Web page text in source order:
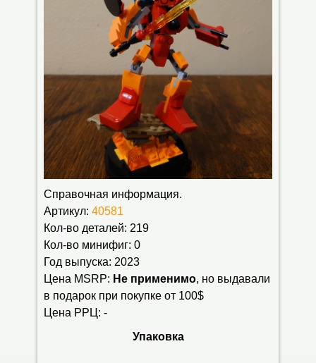
Транспорт
Справочная информация.
Артикул: 40581
Кол-во деталей: 219
Кол-во минифиг: 0
Год выпуска: 2023
Цена MSRP: Не применимо, но выдавали
в подарок при покупке от 100$
Цена РРЦ: -
Упаковка